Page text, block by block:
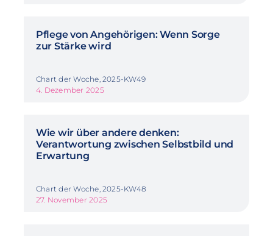
Pflege von Angehörigen: Wenn Sorge
zur Stärke wird
Chart der Woche, 2025-KW49
4. Dezember 2025
Wie wir über andere denken:
Verantwortung zwischen Selbstbild und
Erwartung
Chart der Woche, 2025-KW48
27. November 2025